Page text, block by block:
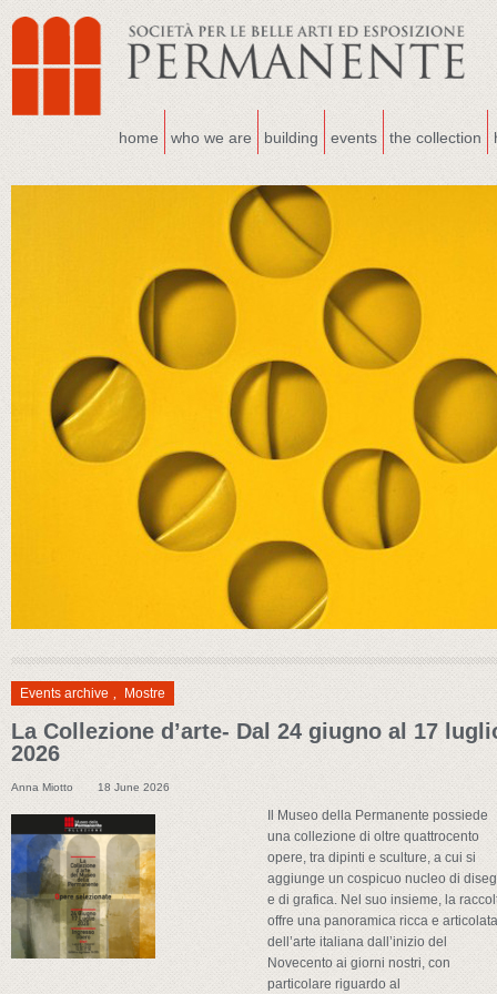
home who we are building events the collection
Events archive , Mostre
La Collezione d’arte- Dal 24 giugno al 17
2026
Anna Miotto 18 June 2026
Il Museo della Permanente possiede
una collezione di oltre quattrocento
opere, tra dipinti e sculture, a cui si
aggiunge un cospicuo nucleo di
e di grafica. Nel suo insieme, la
offre una panoramica ricca e
dell’arte italiana dall’inizio del
Novecento ai giorni nostri, con
particolare riguardo al